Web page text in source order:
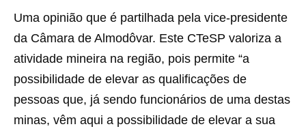
Uma opinião que é partilhada pela vice-presidente
da Câmara de Almodôvar. Este CTeSP valoriza a
atividade mineira na região, pois permite “a
possibilidade de elevar as qualificações de
pessoas que, já sendo funcionários de uma destas
minas, vêm aqui a possibilidade de elevar a sua